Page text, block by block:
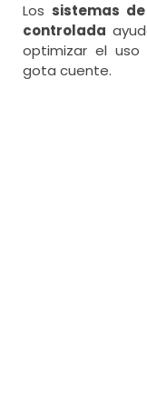
Los sistemas
controlada
optimizar el uso
gota cuente.